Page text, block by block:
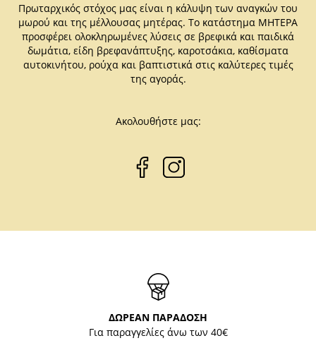
Πρωταρχικός στόχος μας είναι η κάλυψη των αναγκών του
μωρού και της μέλλουσας μητέρας. Το κατάστημα ΜΗΤΕΡΑ
προσφέρει ολοκληρωμένες λύσεις σε βρεφικά και παιδικά
δωμάτια, είδη βρεφανάπτυξης, καροτσάκια, καθίσματα
αυτοκινήτου, ρούχα και βαπτιστικά στις καλύτερες τιμές
της αγοράς.
Ακολουθήστε μας:
ΔΩΡΕΑΝ ΠΑΡΑΔΟΣΗ
Για παραγγελίες άνω των 40€